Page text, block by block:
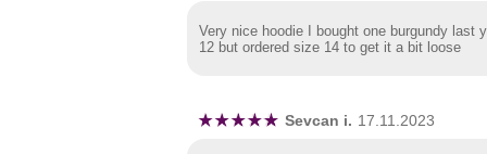
Very nice hoodie I bought one burgundy last
12 but ordered size 14 to get it a bit loose
Sevcan i. 17.11.2023